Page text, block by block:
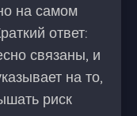
на самом
ответ:
связаны, и
на то,
риск